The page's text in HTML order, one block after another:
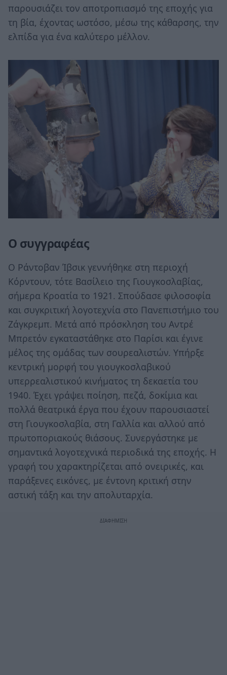
παρουσιάζει τον αποτροπιασμό της εποχής για
τη βία, έχοντας ωστόσο, μέσω της κάθαρσης, την
ελπίδα για ένα καλύτερο μέλλον.
Ο συγγραφέας
Ο Ράντοβαν Ίβσικ γεννήθηκε στη περιοχή
Κόρντουν, τότε Βασίλειο της Γιουγκοσλαβίας,
σήμερα Κροατία το 1921. Σπούδασε φιλοσοφία
και συγκριτική λογοτεχνία στο Πανεπιστήμιο του
Ζάγκρεμπ. Μετά από πρόσκληση του Αντρέ
Μπρετόν εγκαταστάθηκε στο Παρίσι και έγινε
μέλος της ομάδας των σουρεαλιστών. Υπήρξε
κεντρική μορφή του γιουγκοσλαβικού
υπερρεαλιστικού κινήματος τη δεκαετία του
1940. Έχει γράψει ποίηση, πεζά, δοκίμια και
πολλά θεατρικά έργα που έχουν παρουσιαστεί
στη Γιουγκοσλαβία, στη Γαλλία και αλλού από
πρωτοποριακούς θιάσους. Συνεργάστηκε με
σημαντικά λογοτεχνικά περιοδικά της εποχής. Η
γραφή του χαρακτηρίζεται από ονειρικές, και
παράξενες εικόνες, με έντονη κριτική στην
αστική τάξη και την απολυταρχία.